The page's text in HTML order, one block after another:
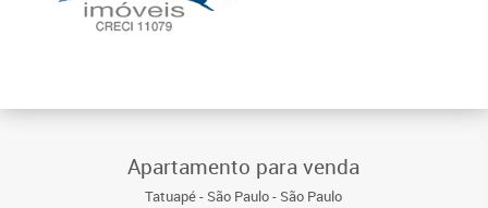
Apartamento para venda
Tatuapé - São Paulo - São Paulo